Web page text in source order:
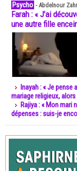
Psycho -Abdelnour
Farah : « J’ai
une autre fille
Inayah : « Je
mariage religieux,
Rajiya : « Mon mari
dépenses : suis-je